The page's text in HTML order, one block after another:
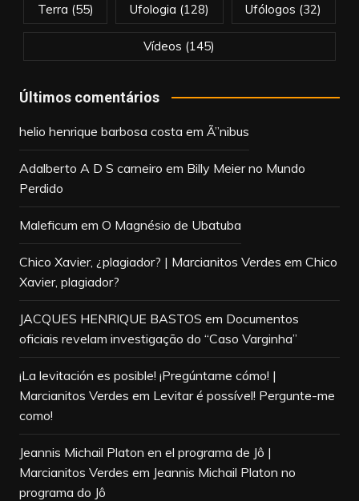
Terra (55) Ufologia (128) Ufólogos (32)
Vídeos (145)
Últimos comentários
helio henrique barbosa costa em Ã”nibus
Adalberto A D S carneiro em Billy Meier no Mundo
Perdido
Maleficum em O Magnésio de Ubatuba
Chico Xavier, ¿plagiador? | Marcianitos Verdes em Chico
Xavier, plagiador?
JACQUES HENRIQUE BASTOS em Documentos
oficiais revelam investigação do “Caso Varginha”
¡La levitación es posible! ¡Pregúntame cómo! |
Marcianitos Verdes em Levitar é possível! Pergunte-me
como!
Jeannis Michail Platon en el programa de Jô |
Marcianitos Verdes em Jeannis Michail Platon no
programa do Jô